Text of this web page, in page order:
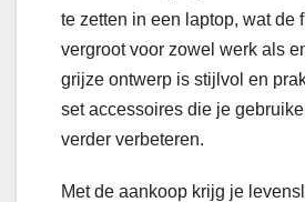
te zetten in een laptop, wat de
vergroot voor zowel werk als
grijze ontwerp is stijlvol en
set accessoires die je
verder verbeteren.
Met de aankoop krijg je